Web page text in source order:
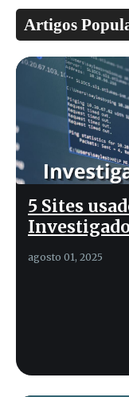
Artigos
5 Sites
agosto 01, 2025